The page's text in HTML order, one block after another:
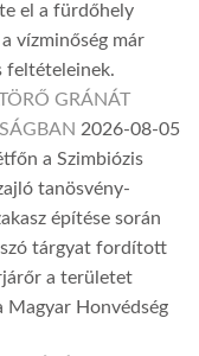
el a fürdőhely
vízminőség már
feltételeinek.
GRÁNÁT
2026-08-05
a Szimbiózis
tanösvény-
építése során
tárgyat fordított
a területet
Honvédség